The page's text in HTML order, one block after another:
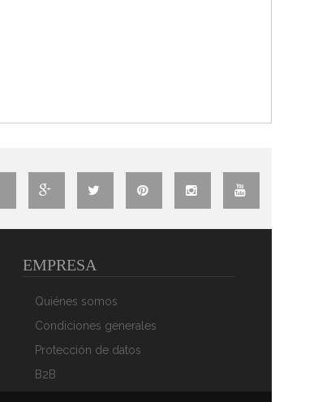
EMPRESA
Quiénes somos
Condiciones generales
Protección de datos
B2B